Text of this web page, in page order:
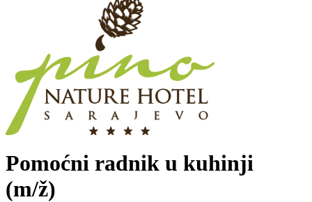
Pomoćni radnik u kuhinji
(m/ž)